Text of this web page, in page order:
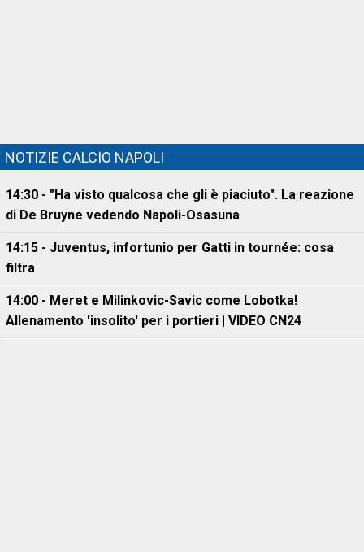
NOTIZIE CALCIO NAPOLI
14:30 - "Ha visto qualcosa che gli è piaciuto". La reazione
di De Bruyne vedendo Napoli-Osasuna
14:15 - Juventus, infortunio per Gatti in tournée: cosa
filtra
14:00 - Meret e Milinkovic-Savic come Lobotka!
Allenamento 'insolito' per i portieri | VIDEO CN24